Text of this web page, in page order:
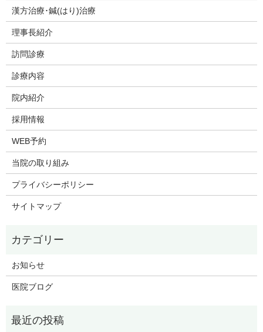
漢方治療･鍼(はり)治療
理事長紹介
訪問診療
診療内容
院内紹介
採用情報
WEB予約
当院の取り組み
プライバシーポリシー
サイトマップ
お知らせ
医院ブログ